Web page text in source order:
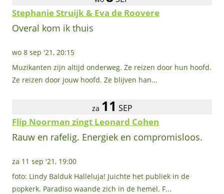
Stephanie Struijk & Eva de Roovere
Overal kom ik thuis
wo 8 sep '21, 20:15
Muzikanten zijn altijd onderweg. Ze reizen door hun hoofd.
Ze reizen door jouw hoofd. Ze blijven han...
za 11 SEP
Flip Noorman zingt Leonard Cohen
Rauw en rafelig. Energiek en compromisloos.
za 11 sep '21, 19:00
foto: Lindy Balduk Halleluja! Juichte het publiek in de
popkerk. Paradiso waande zich in de hemel. F...